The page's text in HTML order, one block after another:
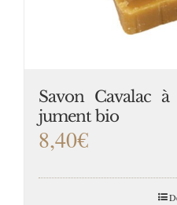
Savon Cavalac
jument bio
8,40€